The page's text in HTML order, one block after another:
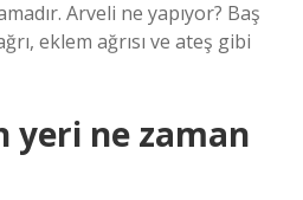
Arveli ne yapıyor? Baş
eklem ağrısı ve ateş gibi
yeri ne zaman